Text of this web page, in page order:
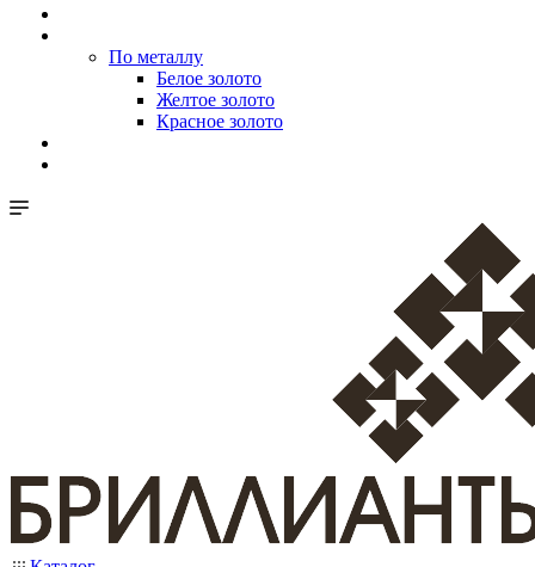
По металлу
Белое золото
Желтое золото
Красное золото